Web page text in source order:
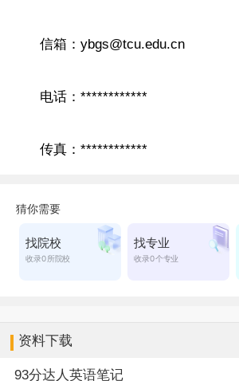
信箱：ybgs@tcu.edu.cn
电话：************
传真：************
资料下载
93分达人英语笔记